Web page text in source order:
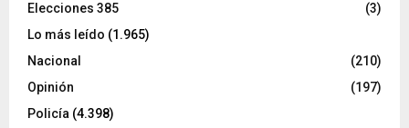
Elecciones 385
(3)
Lo más leído (1.965)
Nacional
(210)
Opinión
(197)
Policía (4.398)